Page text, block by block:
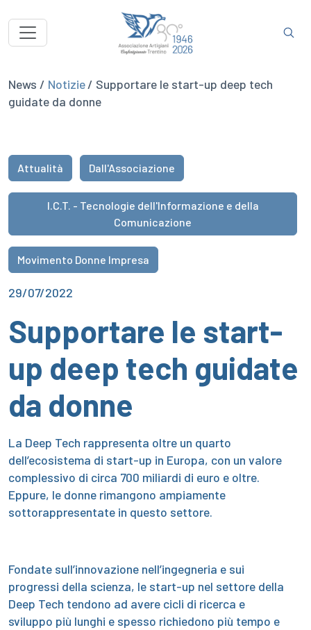
News / Notizie/ Supportare le start-up deep tech
guidate da donne
Attualità Dall'Associazione
I.C.T. - Tecnologie dell'Informazione e della
Comunicazione
Movimento Donne Impresa
29/07/2022
Supportare le start-
up deep tech guidate
da donne
La Deep Tech rappresenta oltre un quarto
dell’ecosistema di start-up in Europa, con un valore
complessivo di circa 700 miliardi di euro e oltre.
Eppure, le donne rimangono ampiamente
sottorappresentate in questo settore.
Fondate sull’innovazione nell’ingegneria e sui
progressi della scienza, le start-up nel settore della
Deep Tech tendono ad avere cicli di ricerca e
sviluppo più lunghi e spesso richiedono più tempo e